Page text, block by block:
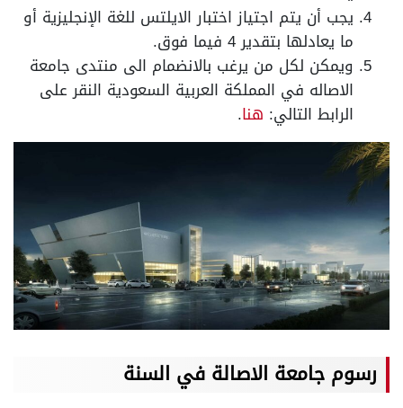
يجب أن يتم اجتياز اختبار الايلتس للغة الإنجليزية أو
ما يعادلها بتقدير 4 فيما فوق.
ويمكن لكل من يرغب بالانضمام الى منتدى جامعة
الاصاله في المملكة العربية السعودية النقر على
الرابط التالي: هنا.
رسوم جامعة الاصالة في السنة